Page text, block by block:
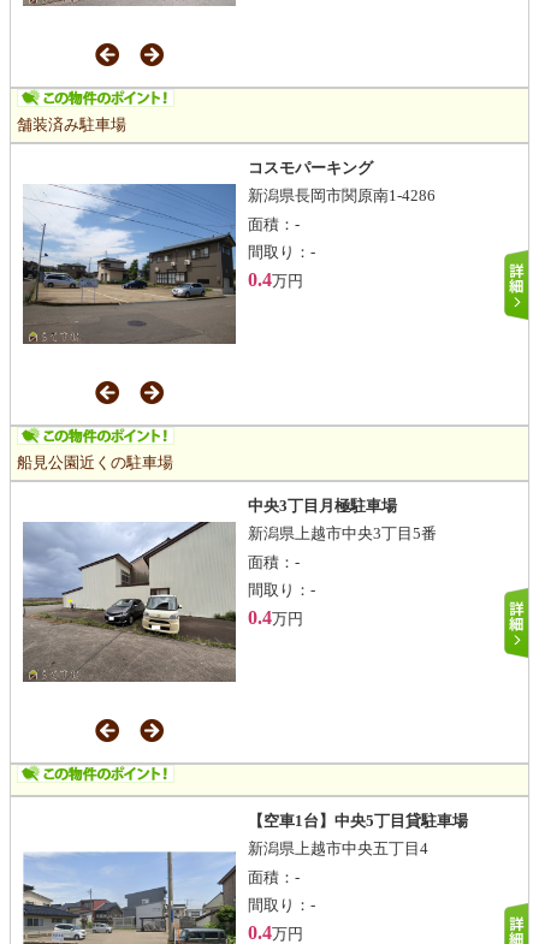
舗装済み駐車場
コスモパーキング
新潟県長岡市関原南1-4286
面積： -
間取り： -
0.4万円
船見公園近くの駐車場
中央3丁目月極駐車場
新潟県上越市中央3丁目5番
面積： -
間取り： -
0.4万円
【空車1台】中央5丁目貸駐車場
新潟県上越市中央五丁目4
面積： -
間取り： -
0.4万円